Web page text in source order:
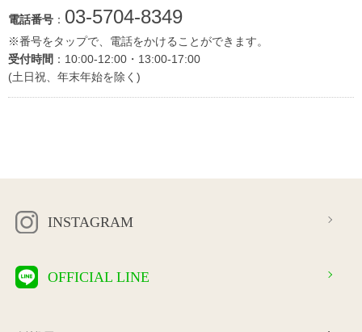
電話番号 ： 03-5704-8349
※番号をタップで、電話をかけることができます。
受付時間 ：10:00-12:00・13:00-17:00
(土日祝、年末年始を除く)
INSTAGRAM
OFFICIAL LINE